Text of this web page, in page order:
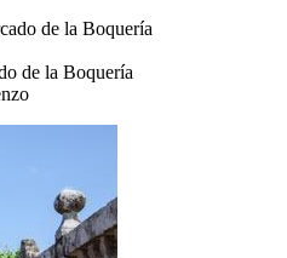
de la Boquería